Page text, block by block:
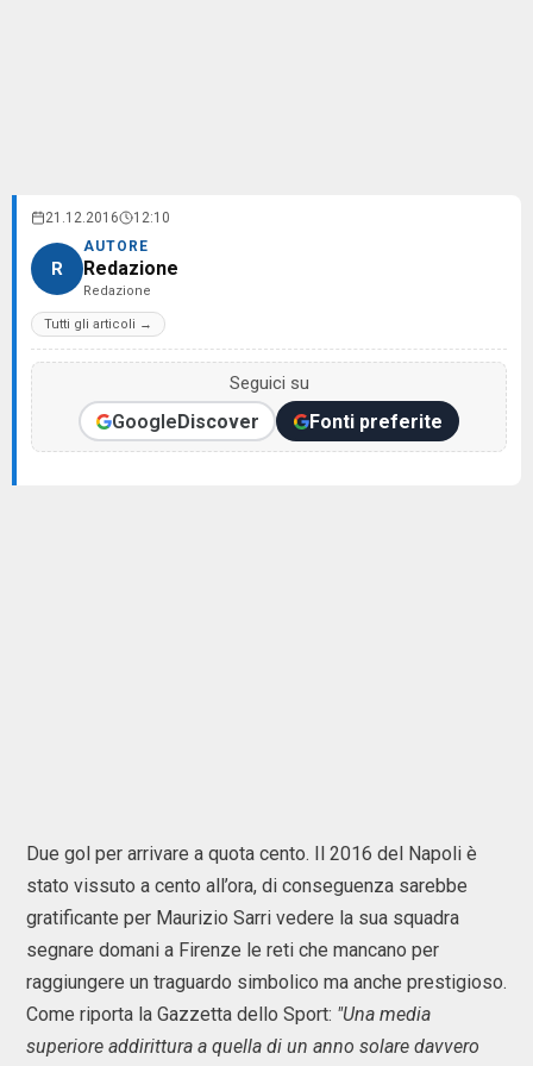
21.12.2016 12:10
R
AUTORE
Redazione
Redazione
Tutti gli articoli →
Seguici su
GoogleDiscover Fonti preferite
Due gol per arrivare a quota cento. Il 2016 del Napoli è
stato vissuto a cento all’ora, di conseguenza sarebbe
gratificante per Maurizio Sarri vedere la sua squadra
segnare domani a Firenze le reti che mancano per
raggiungere un traguardo simbolico ma anche prestigioso.
Come riporta la Gazzetta dello Sport: "Una media
superiore addirittura a quella di un anno solare davvero